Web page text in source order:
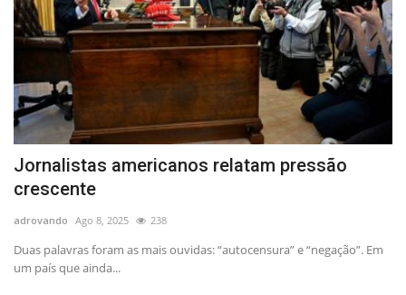
Jornalistas americanos relatam pressão
crescente
adrovando Ago 8, 2025 238
Duas palavras foram as mais ouvidas: “autocensura” e “negação”. Em
um país que ainda...